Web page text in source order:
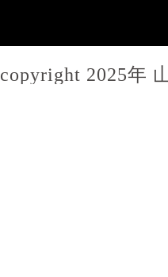
copyright 2025年